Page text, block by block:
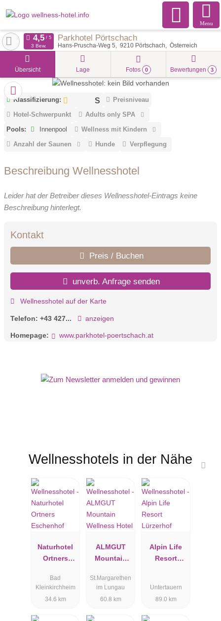
Menu
Parkhotel Pörtschach
Hans-Pruscha-Weg 5 9210 Pörtschach Österreich
3 Bew.
Übersicht Lage Fotos 0 Bewertungen 3
Klassifizierung:
Preisniveau
Hotel-Schwerpunkt
Adults only SPA
Pools:
Innenpool
Wellness mit Kindern
Anzahl der Saunen
Hunde Verpflegung
Beschreibung Wellnesshotel
Leider hat der Betreiber dieses Wellnesshotel-Eintrags keine
Beschreibung hinterlegt.
Kontakt
Preis / Buchen
unverb. Anfrage senden
Wellnesshotel auf der Karte
Telefon: +43 427... anzeigen
Homepage: www.parkhotel-poertschach.at
Wellnesshotels in der Nähe
Naturhotel
Ortners
Bad
Kleinkirchheim
34.6 km
ALMGUT
Mountain
Hotel
St.Margarethen
im Lungau
60.8 km
Alpin Life
Resort
Untertauern
89.0 km